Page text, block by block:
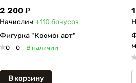
2 200 ₽
Начислим +110 бонусов
Фигурка "Космонавт"
0 0 В наличии
В корзину